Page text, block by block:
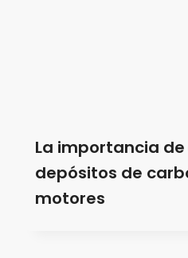
La importancia
depósitos de
motores